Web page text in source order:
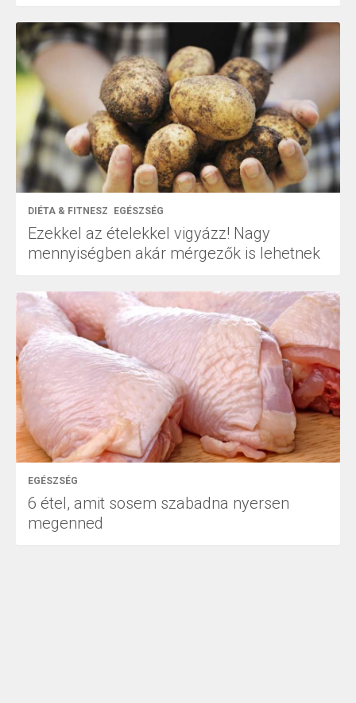
DIÉTA & FITNESZ EGÉSZSÉG
Ezekkel az ételekkel vigyázz! Nagy
mennyiségben akár mérgezők is lehetnek
EGÉSZSÉG
6 étel, amit sosem szabadna nyersen
megenned